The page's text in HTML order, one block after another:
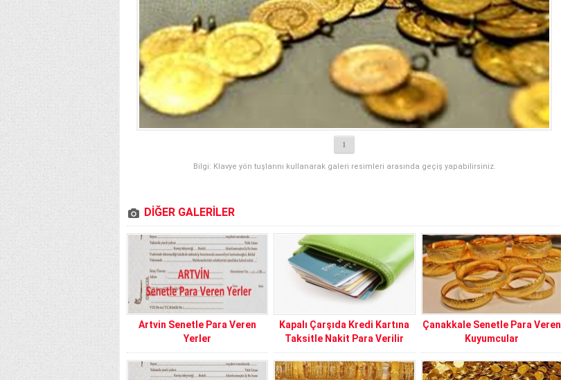
1
Bilgi: Klavye yön tuşlarını kullanarak galeri resimleri arasında geçiş yapabilirsiniz.
DİĞER GALERİLER
Artvin Senetle Para Veren
Yerler
Kapalı Çarşıda Kredi Kartına
Taksitle Nakit Para Verilir
Çanakkale Senetle Para Veren
Kuyumcular